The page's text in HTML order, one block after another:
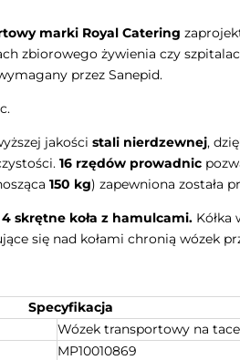
marki Royal Catering
zbiorowego żywienia czy
przez Sanepid.
jakości stali nierdzewnej,
16 rzędów prowadnic
150 kg) zapewniona została
skrętne koła z hamulcami. Kółka
się nad kołami chronią wózek
Specyfikacja
Wózek transportowy na tace
MP10010869